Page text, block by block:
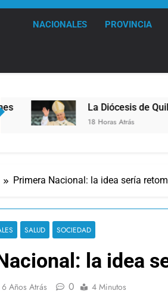
NACIONALES PROVINCIA
La Diócesis de Quilmes
18 Horas Atrás
Primera Nacional: la idea sería
SALUD SOCIEDAD
la idea
6 Años Atrás 0 4 Minutos